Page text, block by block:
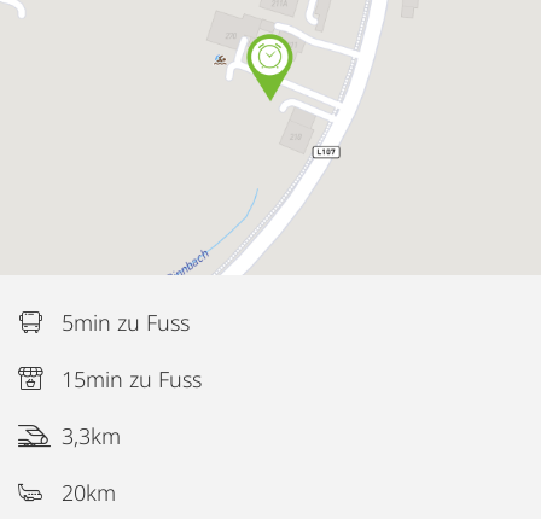
5min zu Fuss
15min zu Fuss
3,3km
20km